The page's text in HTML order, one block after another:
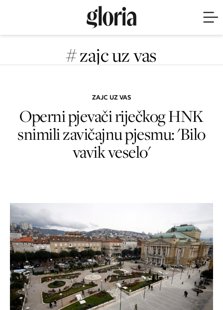
# zajc uz vas
ZAJC UZ VAS
Operni pjevači riječkog HNK
snimili zavičajnu pjesmu: 'Bilo
vavik veselo'